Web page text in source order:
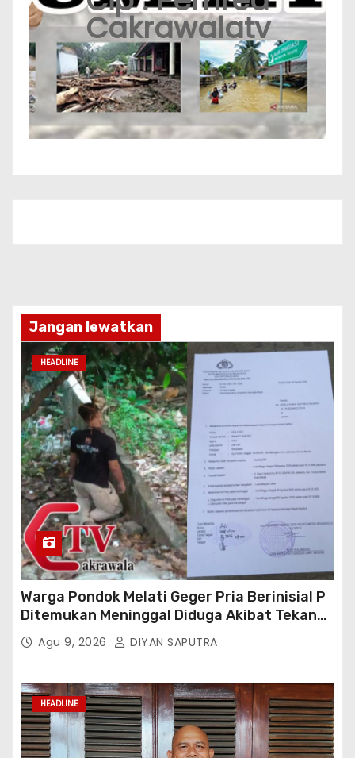
Cakrawalatv
Jangan lewatkan
HEADLINE
Warga Pondok Melati Geger Pria Berinisial P
Ditemukan Meninggal Diduga Akibat Tekanan
Hutang
Agu 9, 2026 DIYAN SAPUTRA
HEADLINE